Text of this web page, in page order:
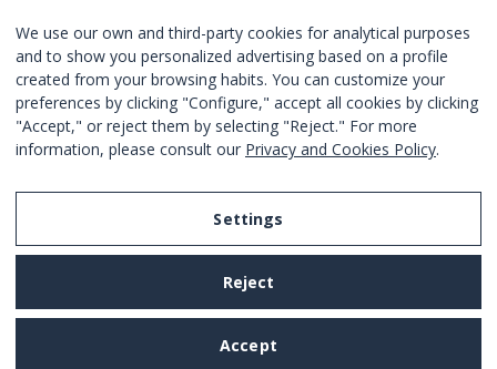
ПРИСОЕДЕНИТЬСЯ
Я согласен справилами и условиями.
We use our own and third-party cookies for analytical purposes
and to show you personalized advertising based on a profile
created from your browsing habits. You can customize your
preferences by clicking "Configure," accept all cookies by clicking
"Accept," or reject them by selecting "Reject." For more
information, please consult our Privacy and Cookies Policy.
Settings
Reject
Accept
Legal Notice
Privacy and Cookies Policy
Terms and Conditions of Use
Settings